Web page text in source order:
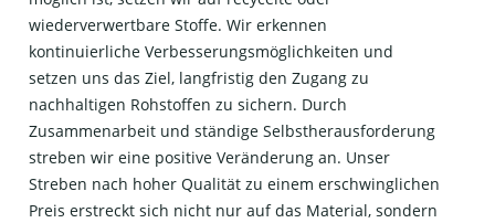
wiederverwertbare Stoffe. Wir erkennen
kontinuierliche Verbesserungsmöglichkeiten und
setzen uns das Ziel, langfristig den Zugang zu
nachhaltigen Rohstoffen zu sichern. Durch
Zusammenarbeit und ständige Selbstherausforderung
streben wir eine positive Veränderung an. Unser
Streben nach hoher Qualität zu einem erschwinglichen
Preis erstreckt sich nicht nur auf das Material, sondern